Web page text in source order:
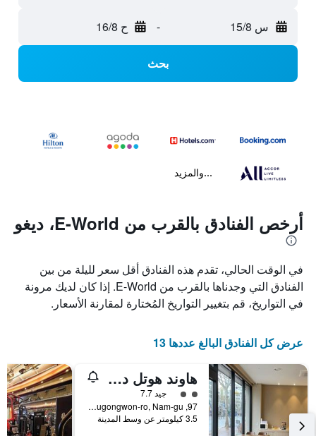
س 15/8 - ح 16/8
بحث
...والمزيد
أرخص الفنادق بالقرب من E-World، ديغو
في الوقت الحالي، تقدم هذه الفنادق أقل سعر لليلة من بين
الفنادق التي وجدناها بالقرب من E-World. إذا كان لديك مرونة
في التواريخ، قم بتغيير التواريخ المُختارة لمقارنة الأسعار.
عرض كل الفنادق البالغ عددها 13
هاوند هوتل دايجو
تقييم فئة 2
جيد 7.7
97, Duryugongwon-ro, Nam-gu, ديغو, كوريا الجنوبية
3.5 كيلومتر عن وسط المدينة